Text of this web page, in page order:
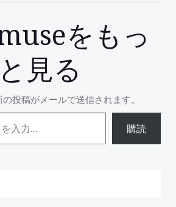
をもっ
と見る
投稿がメールで送信されます。
購読